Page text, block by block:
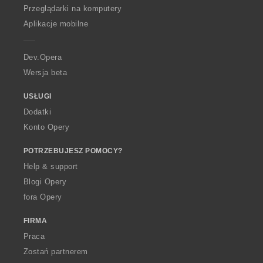
O
p
a
Przeglądarki na komputery
Aplikacje mobilne
Dev.Opera
Wersja beta
USŁUGI
Dodatki
Konto Opery
POTRZEBUJESZ POMOCY?
Help & support
Blogi Opery
fora Opery
FIRMA
Praca
Zostań partnerem